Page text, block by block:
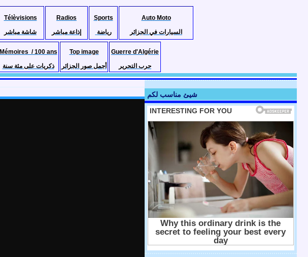
Télèvisions
شاشة مباشر
Radios
إذاعة مباشر
Sports
رياضة
Auto Moto
السيارات في الجزائر
Mémoires / 100 ans
ذكريات على مئة سنة
Top image
أجمل صور الجزائر
Guerre d'Algérie
حرب التحرير
شيئ مناسب لكم